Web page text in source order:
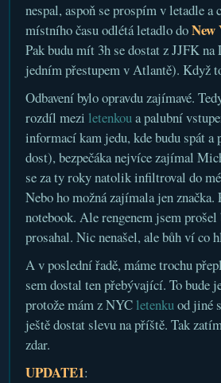
nespal, aspoň se prospím v letadle
místního času odlétá letadlo doNew
Pak budu mít 3h se dostat z JJFK
jedním přestupem v Atlantě). Když
Odbavení bylo opravdu zajímavé.
rozdíl mezi letenkoua palubní
informací kam jedu, kde budu spát
dost), bezpečáka nejvíce zajímal
se za ty roky natolik infiltroval do
Nebo ho možná zajímala jen
notebook. Ale rengenem jsem
prosahal. Nic nenašel, ale bůh ví co
A v poslední řadě, máme trochu
sem dostal ten přebývající. To bude
protože mám z NYC letenkuod jiné
ještě dostat slevu na příště. Tak
zdar.
UPDATE1: